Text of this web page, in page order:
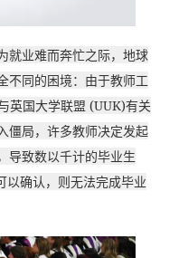
就业难而奔忙之际，地球
不同的困境：由于教师工
英国大学联盟 (UUK)有关
僵局，许多教师决定发起
导致数以千计的毕业生
确认，则无法完成毕业